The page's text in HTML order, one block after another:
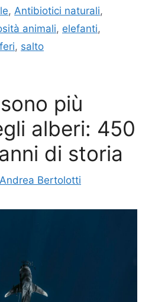
,Antibiotici naturali,
animali, elefanti,
, salto
più
alberi: 450
di storia
Andrea Bertolotti